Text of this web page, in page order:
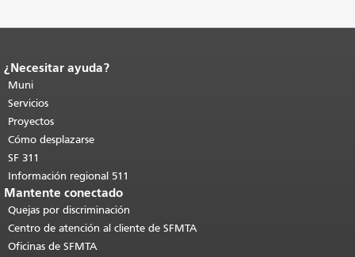
Fin del contenido de la página.
de esta página se repite en todas las
páginas.Volver al principio del
contenido principal
¿Necesitar ayuda?
Muni
Servicios
Proyectos
Cómo desplazarse
SF 311
Información regional 511
Mantente conectado
Quejas por discriminación
Centro de atención al cliente de SFMTA
Oficinas de SFMTA